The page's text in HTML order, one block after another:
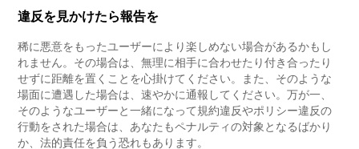
違反を見かけたら報告を
稀に悪意をもったユーザーにより楽しめない場合があるかもし
れません。その場合は、無理に相手に合わせたり付き合ったり
せずに距離を置くことを心掛けてください。また、そのような
場面に遭遇した場合は、速やかに通報してください。万が一、
そのようなユーザーと一緒になって規約違反やポリシー違反の
行動をされた場合は、あなたもペナルティの対象となるばかり
か、法的責任を負う恐れもあります。